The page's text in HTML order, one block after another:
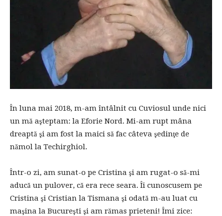
În luna mai 2018, m-am întâlnit cu Cuviosul unde nici
un mă aşteptam: la Eforie Nord. Mi-am rupt mâna
dreaptă şi am fost la maici să fac câteva şedinţe de
nămol la Techirghiol.
Într-o zi, am sunat-o pe Cristina şi am rugat-o să-mi
aducă un pulover, că era rece seara. Îi cunoscusem pe
Cristina şi Cristian la Tismana şi odată m-au luat cu
maşina la Bucureşti şi am rămas prieteni! Îmi zice: